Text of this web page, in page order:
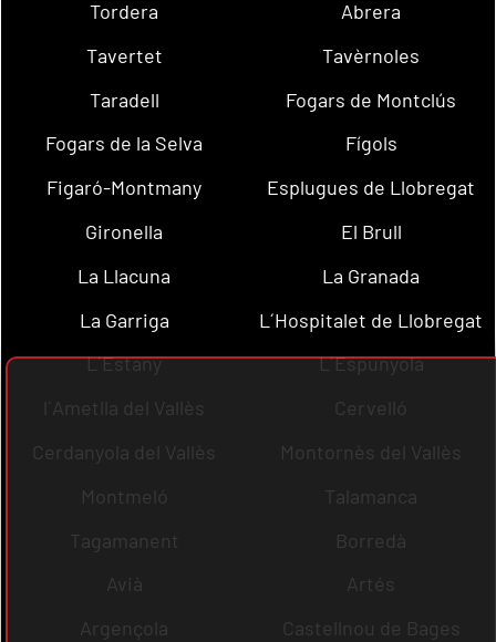
Tordera
Abrera
Tavertet
Tavèrnoles
Taradell
Fogars de Montclús
Fogars de la Selva
Fígols
Figaró-Montmany
Esplugues de Llobregat
Gironella
El Brull
La Llacuna
La Granada
La Garriga
L´Hospitalet de Llobregat
L´Estany
L´Espunyola
l´Ametlla del Vallès
Cervelló
Cerdanyola del Vallès
Montornès del Vallès
Montmeló
Talamanca
Tagamanent
Borredà
Avià
Artés
Argençola
Castellnou de Bages